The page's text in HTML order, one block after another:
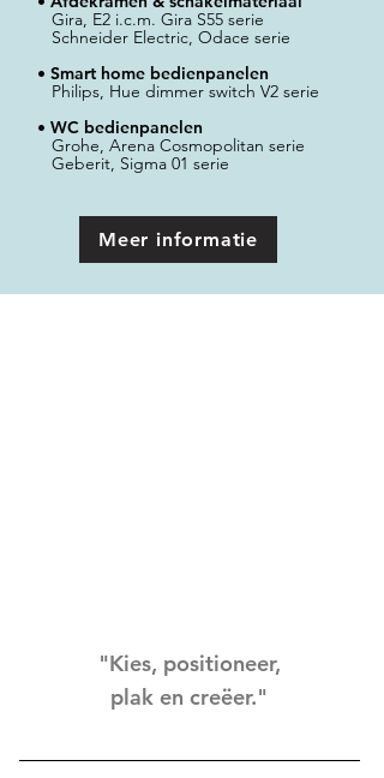
Gira, E2 i.c.m. Gira S55 serie
Schneider Electric, Odace serie
• Smart home bedienpanelen
Philips, Hue dimmer switch V2 serie
• WC bedienpanelen
Grohe, Arena Cosmopolitan serie
Geberit, Sigma 01 serie
Meer informatie
"Kies, positioneer,
plak en creëer."